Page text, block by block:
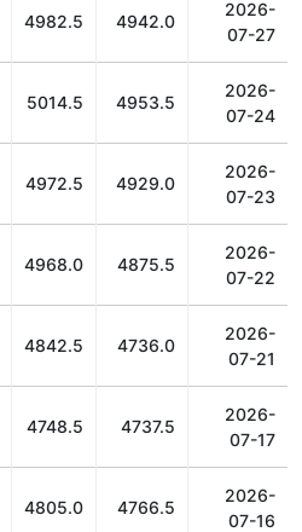
2026-
07-27
4942.0
4982.5
2026-
07-24
4953.5
5014.5
2026-
07-23
4929.0
4972.5
2026-
07-22
4875.5
4968.0
2026-
07-21
4736.0
4842.5
2026-
07-17
4737.5
4748.5
2026-
07-16
4766.5
4805.0